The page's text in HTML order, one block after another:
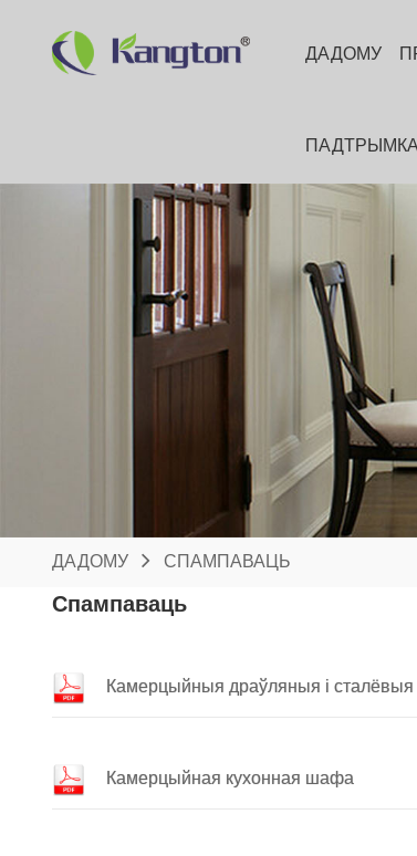
ДАДОМУ
ПАДТРЫМКА
ДАДОМУ СПАМПАВАЦЬ
Спампаваць
Камерцыйныя драўляныя і
Камерцыйная кухонная шафа